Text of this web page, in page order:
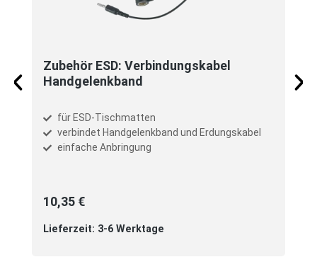
Zubehör ESD: Verbindungskabel
Handgelenkband
für ESD-Tischmatten
verbindet Handgelenkband und Erdungskabel
einfache Anbringung
10,35 €
Lieferzeit: 3-6 Werktage